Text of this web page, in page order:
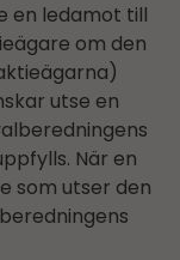
en ledamot till
om den
utse en
När en
som utser den